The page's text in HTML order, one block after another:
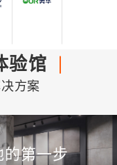
验馆
方案
的第一步